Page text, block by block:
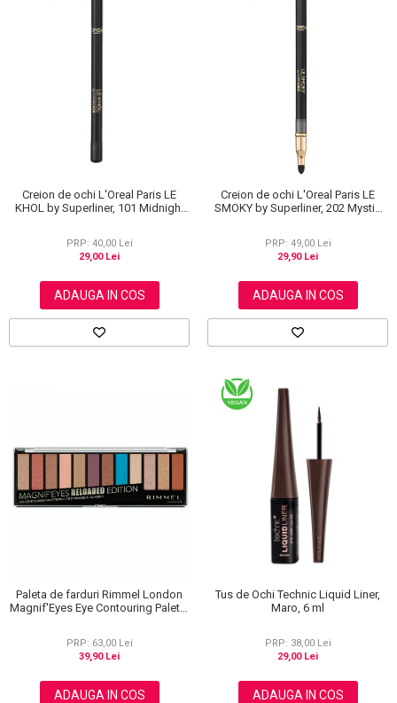
Creion de ochi L'Oreal Paris LE
KHOL by Superliner, 101 Midnight
PRP: 40,00 Lei
29,00 Lei
ADAUGA IN COS
Creion de ochi L'Oreal Paris LE
SMOKY by Superliner, 202 Mystic
PRP: 49,00 Lei
29,90 Lei
ADAUGA IN COS
Paleta de farduri Rimmel London
Magnif'Eyes Eye Contouring Palette
PRP: 63,00 Lei
39,90 Lei
ADAUGA IN COS
Tus de Ochi Technic Liquid Liner,
Maro, 6 ml
PRP: 38,00 Lei
29,00 Lei
ADAUGA IN COS